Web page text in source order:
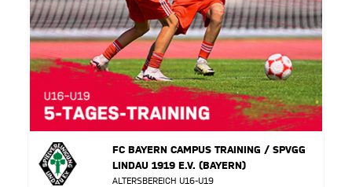
FC BAYERN CAMPUS TRAINING / SPVGG
LINDAU 1919 E.V. (BAYERN)
ALTERSBEREICH U16-U19